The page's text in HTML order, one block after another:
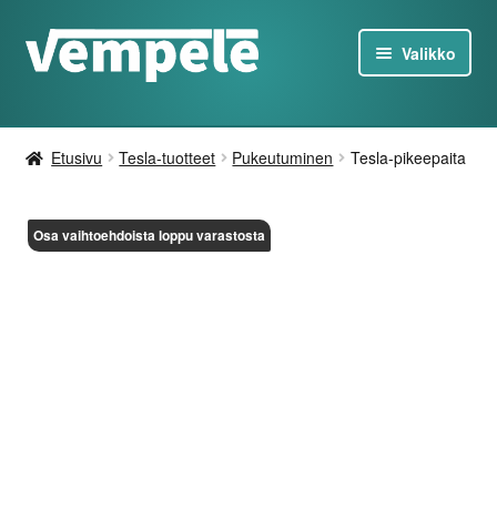
Siirry
navigointiin
Siirry
sisältöön
Valikko
Tarjoukset
Etusivu Tesla-tuotteet Pukeutuminen Tesla-pikeepaita
Osa vaihtoehdoista loppu varastosta